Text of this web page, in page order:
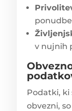
v nujnih
Podatki, ki
obvezni,